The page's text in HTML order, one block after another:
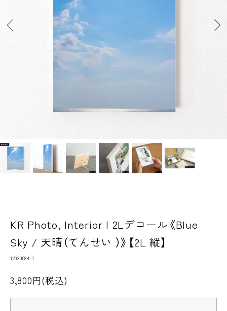
KR Photo, Interior | 2Lデコール《Blue
Sky / 天晴（てんせい ）》【2L 縦】
12030084-1
3,800円(税込)